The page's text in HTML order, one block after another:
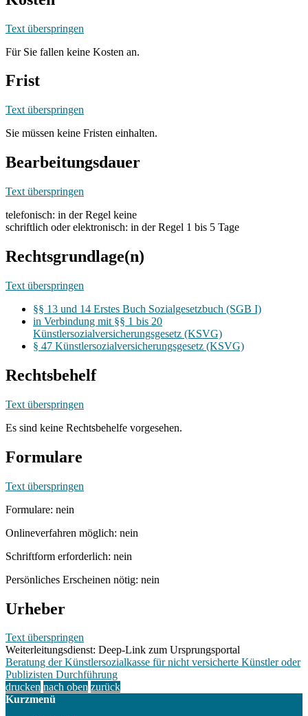
Text überspringen
Für Sie fallen keine Kosten an.
Frist
Text überspringen
Sie müssen keine Fristen einhalten.
Bearbeitungsdauer
Text überspringen
telefonisch: in der Regel keine
schriftlich oder elektronisch: in der Regel 1 bis 5 Tage
Rechtsgrundlage(n)
Text überspringen
§§ 13 und 14 Erstes Buch Sozialgesetzbuch (SGB I)
in Verbindung mit §§ 1 bis 20
Künstlersozialversicherungsgesetz (KSVG)
§ 47 Künstlersozialversicherungsgesetz (KSVG)
Rechtsbehelf
Text überspringen
Es sind keine Rechtsbehelfe vorgesehen.
Formulare
Text überspringen
Formulare: nein
Onlineverfahren möglich: nein
Schriftform erforderlich: nein
Persönliches Erscheinen nötig: nein
Urheber
Text überspringen
Weiterleitungsdienst: Deep-Link zum Ursprungsportal
Beratung der Künstlersozialkasse für nicht versicherte Künstler oder
Publizisten Durchführung
drucken nach oben zurück
Kurzmenü